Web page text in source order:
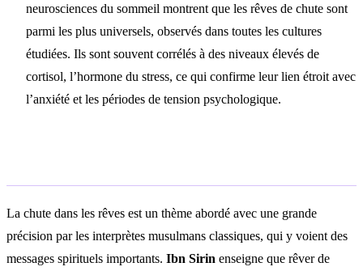
neurosciences du sommeil montrent que les rêves de chute sont
parmi les plus universels, observés dans toutes les cultures
étudiées. Ils sont souvent corrélés à des niveaux élevés de
cortisol, l’hormone du stress, ce qui confirme leur lien étroit avec
l’anxiété et les périodes de tension psychologique.
La chute dans les rêves est un thème abordé avec une grande
précision par les interprètes musulmans classiques, qui y voient des
messages spirituels importants. Ibn Sirin enseigne que rêver de